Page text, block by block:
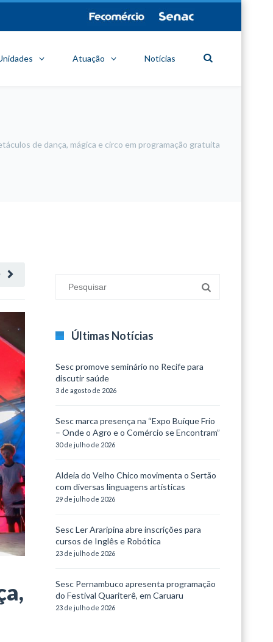
Atuação Notícias
de dança, mágica e circo em programação gratuita
Últimas Notícias
Sesc promove seminário no Recife para
discutir saúde
3 de agosto de 2026
Sesc marca presença na “Expo Buíque Frio
– Onde o Agro e o Comércio se Encontram”
30 de julho de 2026
Aldeia do Velho Chico movimenta o Sertão
com diversas linguagens artísticas
29 de julho de 2026
Sesc Ler Araripina abre inscrições para
cursos de Inglês e Robótica
23 de julho de 2026
Sesc Pernambuco apresenta programação
do Festival Quariterê, em Caruaru
23 de julho de 2026